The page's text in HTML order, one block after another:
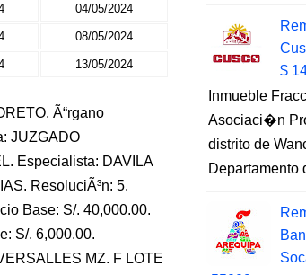
04/05/2024
08/05/2024
13/05/2024
Ã“rgano
JUZGADO
Especialista: DAVILA
ResoluciÃ³n: 5.
Base: S/. 40,000.00.
S/. 6,000.00.
MZ. F LOTE
$
Inmueble
Asociaci�n
distrito de
Departamento